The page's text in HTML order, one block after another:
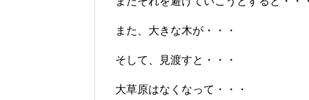
また、大きな木が・・・
そして、見渡すと・・・
大草原はなくなって・・・